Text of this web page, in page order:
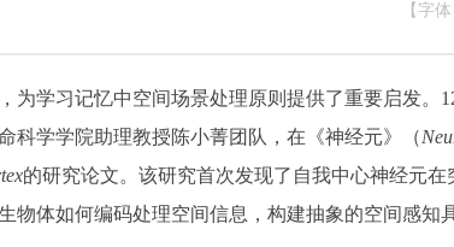
【字体
学习记忆中空间场景处理原则提供了重要启发。
科学学院助理教授陈小菁团队，在《神经元》（
的研究论文。该研究首次发现了自我中心神经元
体如何编码处理空间信息，构建抽象的空间感知